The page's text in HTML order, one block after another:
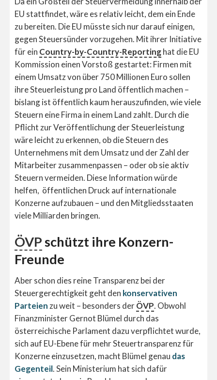
EU stattfindet, wäre es relativ leicht, dem ein Ende
zu bereiten. Die EU müsste sich nur darauf einigen,
gegen Steuersünder vorzugehen. Mit ihrer Initiative
für ein Country-by-Country-Reportinghat die EU
Kommission einen Vorstoß gestartet: Firmen mit
einem Umsatz von über 750 Millionen Euro sollen
ihre Steuerleistung pro Land öffentlich machen –
bislang ist öffentlich kaum herauszufinden, wie viele
Steuern eine Firma in einem Land zahlt. Durch die
Pflicht zur Veröffentlichung der Steuerleistung
wäre leicht zu erkennen, ob die Steuern des
Unternehmens mit dem Umsatz und der Zahl der
Mitarbeiter zusammenpassen – oder ob sie aktiv
Steuern vermeiden. Diese Information würde
helfen, öffentlichen Druck auf internationale
Konzerne aufzubauen – und den Mitgliedsstaaten
viele Milliarden bringen.
ÖVPschützt ihre Konzern-
Freunde
Aber schon dies reine Transparenz bei der
Steuergerechtigkeit geht den konservativen
Parteienzu weit – besonders derÖVP. Obwohl
Finanzminister Gernot Blümel durch das
österreichische Parlament dazu verpflichtet wurde,
sich auf EU-Ebene für mehr Steuertransparenz für
Konzerne einzusetzen, macht Blümel genau das
Gegenteil. Sein Ministerium hat sich dafür